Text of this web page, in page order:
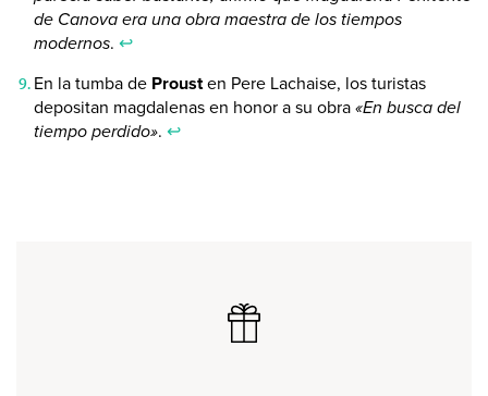
de Canova era una obra maestra de los tiempos
modernos. ↩
En la tumba de Prousten Pere Lachaise, los turistas
depositan magdalenas en honor a su obra «En busca del
tiempo perdido». ↩